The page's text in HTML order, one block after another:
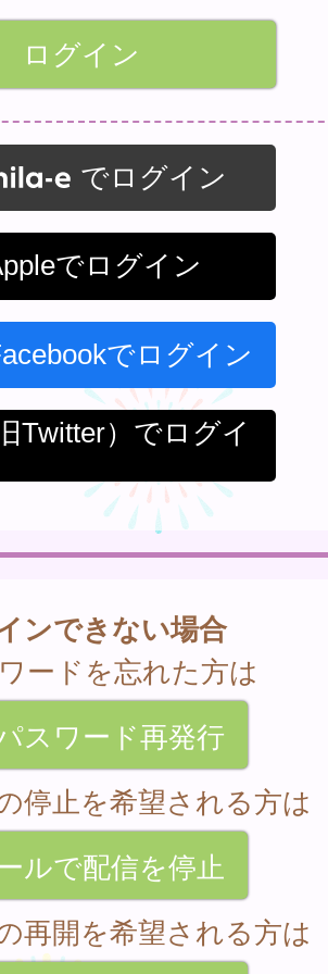
でログイン
でログイン
でログイン
Twitter）でログイ
ンできない場合
ードを忘れた方は
スワード再発行
停止を希望される方は
ルで配信を停止
再開を希望される方は